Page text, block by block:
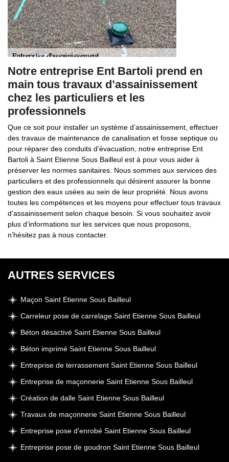
Notre entreprise Ent Bartoli prend en
main tous travaux d’assainissement
chez les particuliers et les
professionnels
Que ce soit pour installer un système d’assainissement, effectuer
des travaux de maintenance de canalisation et fosse septique ou
pour réparer des conduits d’évacuation, notre entreprise Ent
Bartoli à Saint Etienne Sous Bailleul est à pour vous aider à
préserver les normes sanitaires. Nous sommes aux services des
particuliers et des professionnels qui désirent assurer la bonne
gestion des eaux usées au sein de leur propriété. Nous avons
toutes les compétences et les moyens pour effectuer tous travaux
d’assainissement selon chaque besoin. Si vous souhaitez avoir
plus d’informations sur les services que nous proposons,
n’hésitez pas à nous contacter.
AUTRES SERVICES
Maçon Saint Etienne Sous Bailleul
Carreleur pose de carrelage Saint Etienne Sous Bailleul
Béton désactivé Saint Etienne Sous Bailleul
Béton imprimé Saint Etienne Sous Bailleul
Entreprise de terrassement Saint Etienne Sous Bailleul
Entreprise de maçonnerie Saint Etienne Sous Bailleul
Création de dalle Saint Etienne Sous Bailleul
Travaux de maçonnerie Saint Etienne Sous Bailleul
Entreprise pose d'enrobé Saint Etienne Sous Bailleul
Entreprise pose de goudron Saint Etienne Sous Bailleul